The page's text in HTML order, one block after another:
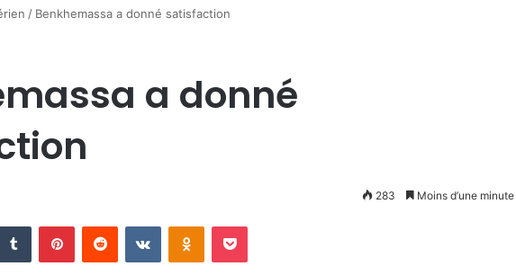
/ Benkhemassa a donné satisfaction
a donné
283 Moins d’une minute
Tumblr PinterestReddit VKontakteOdnoklassniki
Pocket